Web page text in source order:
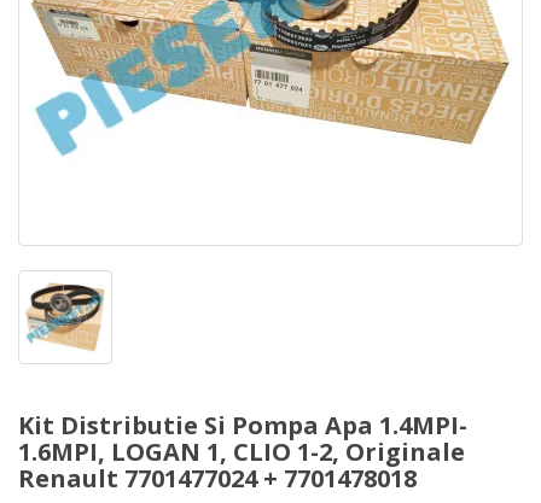
Kit Distributie Si Pompa Apa 1.4MPI-
1.6MPI, LOGAN 1, CLIO 1-2, Originale
Renault 7701477024 + 7701478018